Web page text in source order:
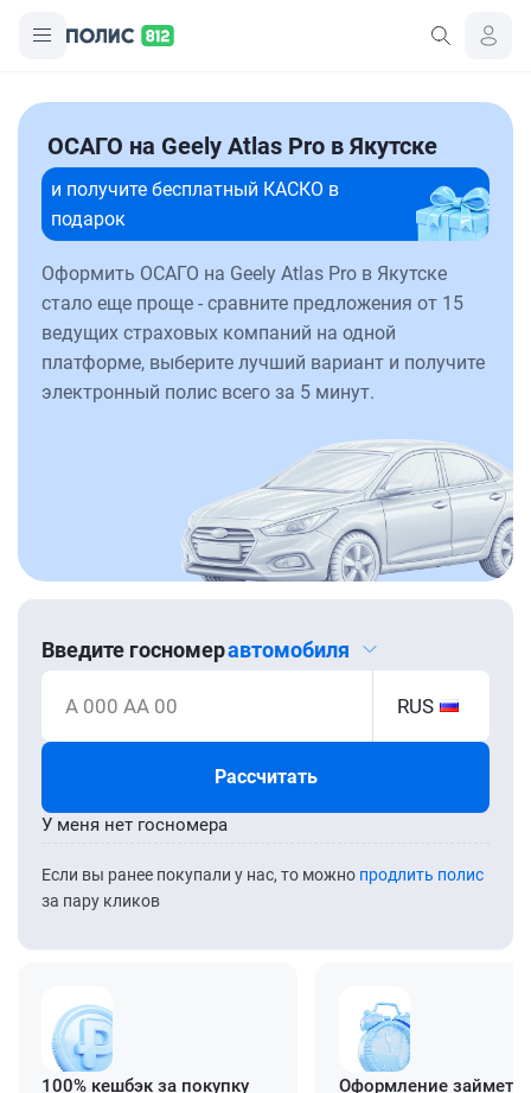
ОСАГО на Geely Atlas Pro в Якутске
и получите бесплатный КАСКО в
подарок
Оформить ОСАГО на Geely Atlas Pro в Якутске
стало еще проще - сравните предложения от 15
ведущих страховых компаний на одной
платформе, выберите лучший вариант и получите
электронный полис всего за 5 минут.
Введите госномеравтомобиля
А 000 АА 00 RUS
Рассчитать
Если вы ранее покупали у нас, то можно продлить полис
за пару кликов
У меня нет госномера
100% кешбэк за покупку
Оформление займет